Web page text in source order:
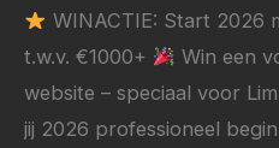
WINACTIE: Start 2026
t.w.v. €1000+
Win een
website – speciaal voor
jij 2026 professioneel